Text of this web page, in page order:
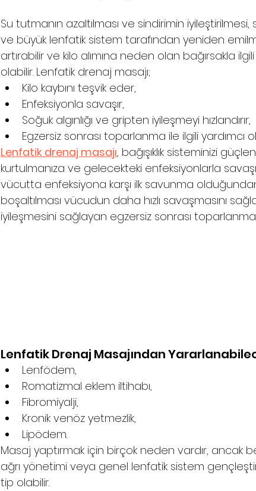
Su tutmanın azaltılması ve sindirimin iyileştirilmesi,
ve büyük lenfatik sistem tarafından yeniden
artırabilir ve kilo alımına neden olan bağırsakla
olabilir. Lenfatik drenaj masajı;
Kilo kaybını teşvik eder,
Enfeksiyonla savaşır,
Soğuk algınlığı ve gripten iyileşmeyi hızlandırır,
Egzersiz sonrası toparlanma ile ilgili yardımcı
Lenfatik drenaj masajı, bağışıklık sisteminizi
kurtulmanıza ve gelecekteki enfeksiyonlarla
vücutta enfeksiyona karşı ilk savunma
boşaltılması vücudun daha hızlı savaşmasını
iyileşmesini sağlayan egzersiz sonrası toparlanma
Lenfatik Drenaj Masajından
Lenfödem,
Romatizmal eklem iltihabı,
Fibromiyalji,
Kronik venöz yetmezlik,
Lipödem.
Masaj yaptırmak için birçok neden vardır, ancak
ağrı yönetimi veya genel lenfatik sistem
tip olabilir.